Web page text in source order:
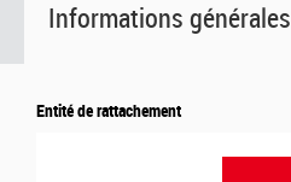
Informations générales
Entité de rattachement